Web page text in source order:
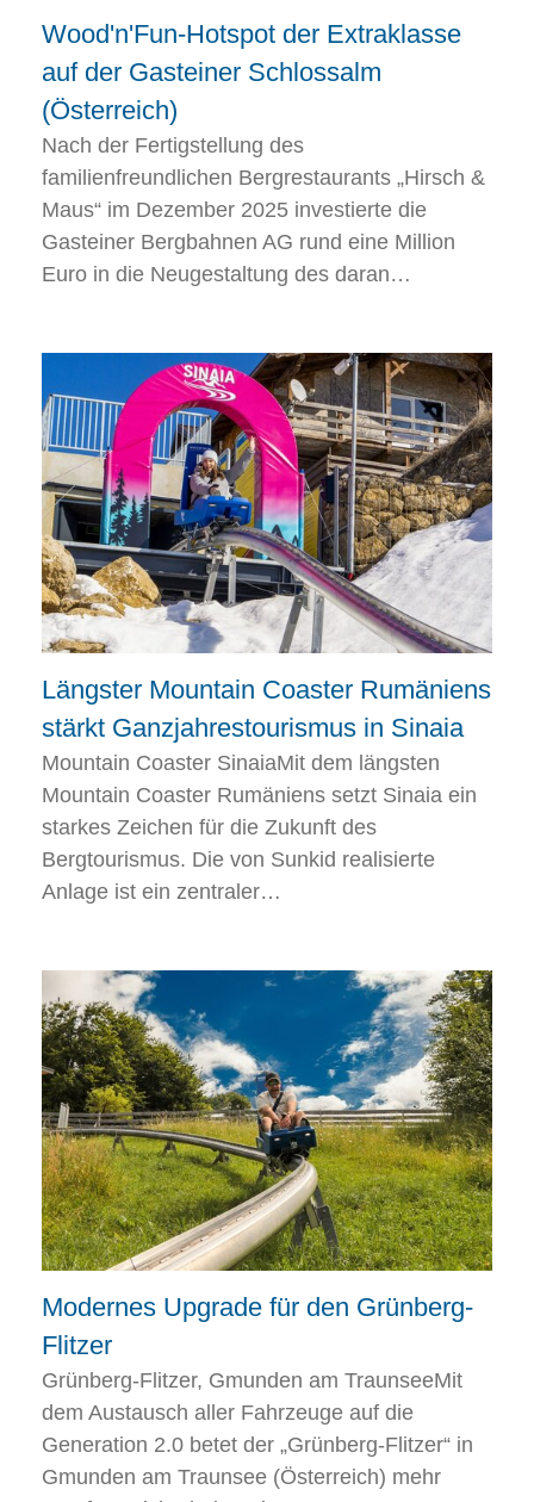
Wood'n'Fun-Hotspot der Extraklasse
auf der Gasteiner Schlossalm
(Österreich)
Nach der Fertigstellung des
familienfreundlichen Bergrestaurants „Hirsch &
Maus“ im Dezember 2025 investierte die
Gasteiner Bergbahnen AG rund eine Million
Euro in die Neugestaltung des daran…
Längster Mountain Coaster Rumäniens
stärkt Ganzjahrestourismus in Sinaia
Mountain Coaster SinaiaMit dem längsten
Mountain Coaster Rumäniens setzt Sinaia ein
starkes Zeichen für die Zukunft des
Bergtourismus. Die von Sunkid realisierte
Anlage ist ein zentraler…
Modernes Upgrade für den Grünberg-
Flitzer
Grünberg-Flitzer, Gmunden am TraunseeMit
dem Austausch aller Fahrzeuge auf die
Generation 2.0 betet der „Grünberg-Flitzer“ in
Gmunden am Traunsee (Österreich) mehr